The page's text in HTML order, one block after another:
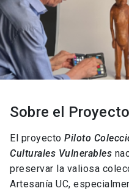
Sobre el Proyecto
El proyecto Piloto
Culturales Vulnerables
preservar la valiosa
Artesanía UC,